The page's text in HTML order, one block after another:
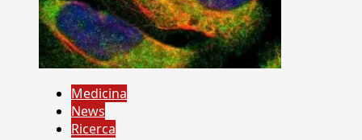
Medicina
News
Ricerca